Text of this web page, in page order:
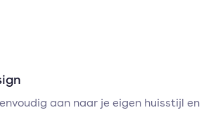
aan naar je eigen huisstijl en